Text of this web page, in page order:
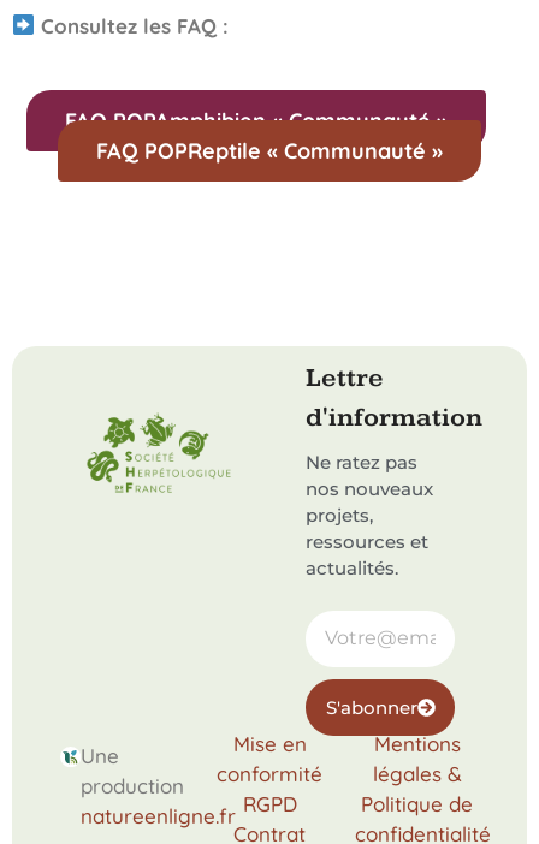
Consultez les FAQ :
FAQ POPAmphibien « Communauté »
FAQ POPReptile « Communauté »
Lettre
d'information
Ne ratez pas
nos nouveaux
projets,
ressources et
actualités.
S'abonner
Une
production
natureenligne.fr
Mise en
conformité
RGPD
Contrat
Mentions
légales &
Politique de
confidentialité